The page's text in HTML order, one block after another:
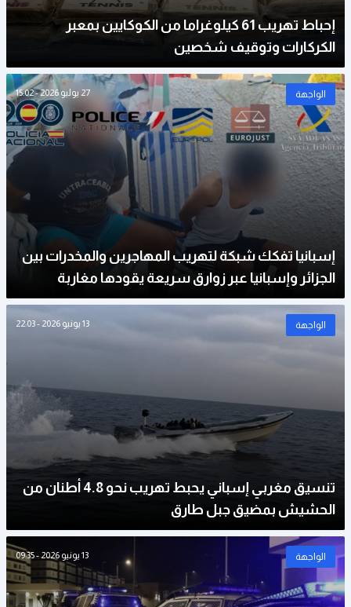
إحباط تهريب 61 كيلوغراما من الكوكايين بمعبر
الكركارات وتوقيف شخصين
الواجهة 27 يوليو 2026 - 15:02
إسبانيا تفكك شبكة لتهريب المهاجرين والمخدرات بين
الجزائر وإسبانيا عبر زوارق سريعة يقودها مغاربة
الواجهة 13 يونيو 2026 - 22:03
تنسيق مغربي إسباني يحبط تهريب نحو 4.8 أطنان من
الحشيش بمضيق جبل طارق
الواجهة 13 يونيو 2026 - 09:35